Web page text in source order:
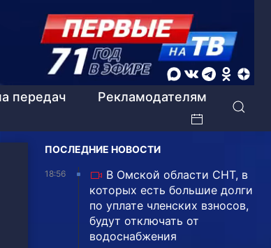
передач
Рекламодателям
ПОСЛЕДНИЕ НОВОСТИ
18:56
В Омской области СНТ, в
которых есть большие долги
по уплате членских взносов,
будут отключать от
водоснабжения